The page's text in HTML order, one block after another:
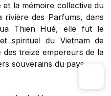
et la mémoire collective du
des Parfums, dans
Thien Hué, elle fut le
spirituel du Vietnam de
treize empereurs de la
souverains du pays.